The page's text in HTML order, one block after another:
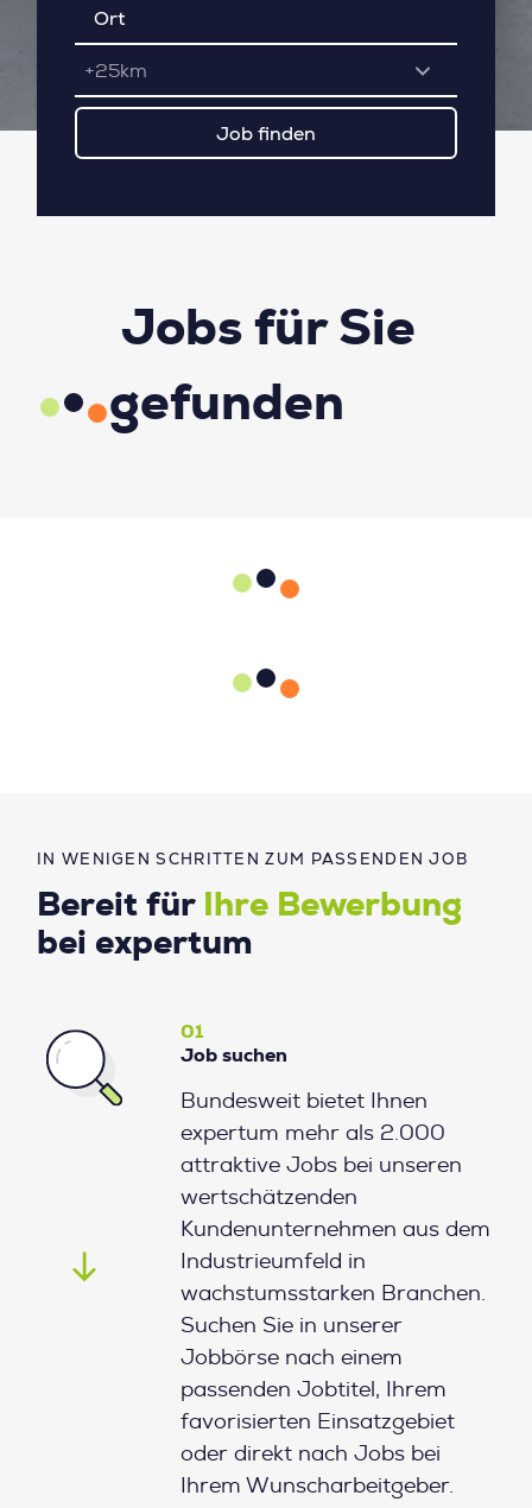
+25km
IN WENIGEN SCHRITTEN ZUM PASSENDEN JOB
Bereit für
Ihre Bewerbung
bei expertum
01
Job suchen
Bundesweit bietet Ihnen
expertum mehr als 2.000
attraktive Jobs bei unseren
wertschätzenden
Kundenunternehmen aus dem
Industrieumfeld in
wachstumsstarken Branchen.
Suchen Sie in unserer
Jobbörse nach einem
passenden Jobtitel, Ihrem
favorisierten Einsatzgebiet
oder direkt nach Jobs bei
Ihrem Wunscharbeitgeber.